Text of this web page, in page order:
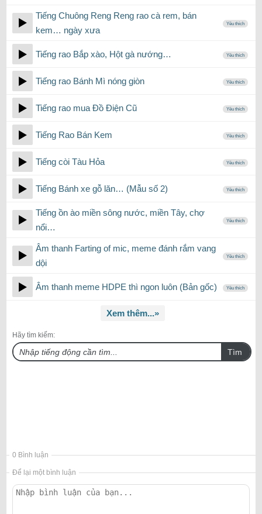
Tiếng Chuông Reng Reng rao cà rem, bán
kem… ngày xưa
Yêu thích
Tiếng rao Bắp xào, Hột gà nướng… Yêu thích
Tiếng rao Bánh Mì nóng giòn Yêu thích
Tiếng rao mua Đồ Điện Cũ Yêu thích
Tiếng Rao Bán Kem Yêu thích
Tiếng còi Tàu Hỏa Yêu thích
Tiếng Bánh xe gỗ lăn… (Mẫu số 2) Yêu thích
Tiếng ồn ào miền sông nước, miền Tây, chợ
nổi…
Yêu thích
Âm thanh Farting of mic, meme đánh rắm vang
dội
Yêu thích
Âm thanh meme HDPE thì ngon luôn (Bản gốc) Yêu thích
Xem thêm...»
Hãy tìm kiếm:
Tìm
0 Bình luận
Để lại một bình luận